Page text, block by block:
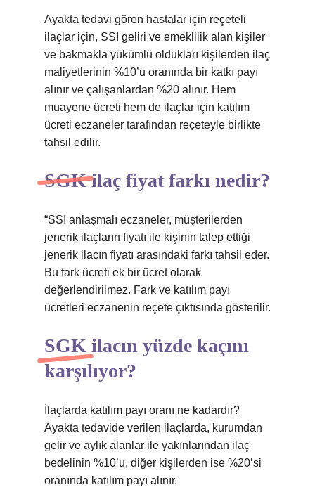
Ayakta tedavi gören hastalar için reçeteli
ilaçlar için, SSI geliri ve emeklilik alan kişiler
ve bakmakla yükümlü oldukları kişilerden ilaç
maliyetlerinin %10’u oranında bir katkı payı
alınır ve çalışanlardan %20 alınır. Hem
muayene ücreti hem de ilaçlar için katılım
ücreti eczaneler tarafından reçeteyle birlikte
tahsil edilir.
SGK ilaç fiyat farkı nedir?
“SSI anlaşmalı eczaneler, müşterilerden
jenerik ilaçların fiyatı ile kişinin talep ettiği
jenerik ilacın fiyatı arasındaki farkı tahsil eder.
Bu fark ücreti ek bir ücret olarak
değerlendirilmez. Fark ve katılım payı
ücretleri eczanenin reçete çıktısında gösterilir.
SGK ilacın yüzde kaçını
karşılıyor?
İlaçlarda katılım payı oranı ne kadardır?
Ayakta tedavide verilen ilaçlarda, kurumdan
gelir ve aylık alanlar ile yakınlarından ilaç
bedelinin %10’u, diğer kişilerden ise %20’si
oranında katılım payı alınır.